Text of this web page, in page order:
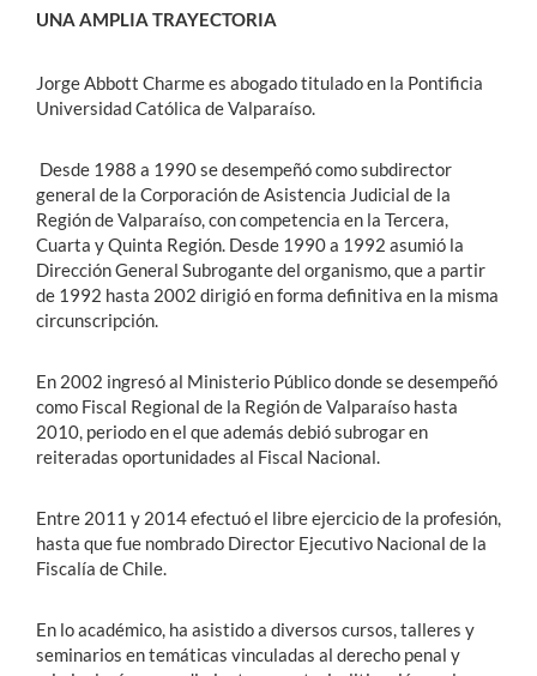
UNA AMPLIA TRAYECTORIA
Jorge Abbott Charme es abogado titulado en la Pontificia
Universidad Católica de Valparaíso.
Desde 1988 a 1990 se desempeñó como subdirector
general de la Corporación de Asistencia Judicial de la
Región de Valparaíso, con competencia en la Tercera,
Cuarta y Quinta Región. Desde 1990 a 1992 asumió la
Dirección General Subrogante del organismo, que a partir
de 1992 hasta 2002 dirigió en forma definitiva en la misma
circunscripción.
En 2002 ingresó al Ministerio Público donde se desempeñó
como Fiscal Regional de la Región de Valparaíso hasta
2010, periodo en el que además debió subrogar en
reiteradas oportunidades al Fiscal Nacional.
Entre 2011 y 2014 efectuó el libre ejercicio de la profesión,
hasta que fue nombrado Director Ejecutivo Nacional de la
Fiscalía de Chile.
En lo académico, ha asistido a diversos cursos, talleres y
seminarios en temáticas vinculadas al derecho penal y